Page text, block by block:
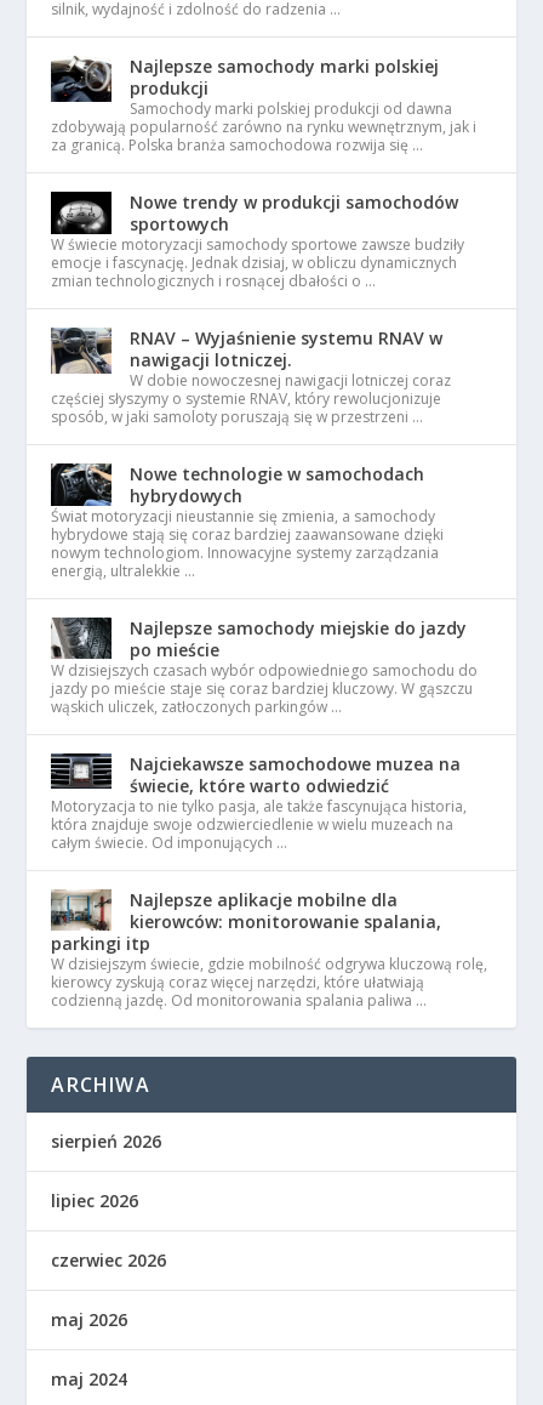
silnik, wydajność i zdolność do radzenia …
Najlepsze samochody marki polskiej
produkcji
Samochody marki polskiej produkcji od dawna
zdobywają popularność zarówno na rynku wewnętrznym, jak i
za granicą. Polska branża samochodowa rozwija się …
Nowe trendy w produkcji samochodów
sportowych
W świecie motoryzacji samochody sportowe zawsze budziły
emocje i fascynację. Jednak dzisiaj, w obliczu dynamicznych
zmian technologicznych i rosnącej dbałości o …
RNAV – Wyjaśnienie systemu RNAV w
nawigacji lotniczej.
W dobie nowoczesnej nawigacji lotniczej coraz
częściej słyszymy o systemie RNAV, który rewolucjonizuje
sposób, w jaki samoloty poruszają się w przestrzeni …
Nowe technologie w samochodach
hybrydowych
Świat motoryzacji nieustannie się zmienia, a samochody
hybrydowe stają się coraz bardziej zaawansowane dzięki
nowym technologiom. Innowacyjne systemy zarządzania
energią, ultralekkie …
Najlepsze samochody miejskie do jazdy
po mieście
W dzisiejszych czasach wybór odpowiedniego samochodu do
jazdy po mieście staje się coraz bardziej kluczowy. W gąszczu
wąskich uliczek, zatłoczonych parkingów …
Najciekawsze samochodowe muzea na
świecie, które warto odwiedzić
Motoryzacja to nie tylko pasja, ale także fascynująca historia,
która znajduje swoje odzwierciedlenie w wielu muzeach na
całym świecie. Od imponujących …
Najlepsze aplikacje mobilne dla
kierowców: monitorowanie spalania,
parkingi itp
W dzisiejszym świecie, gdzie mobilność odgrywa kluczową rolę,
kierowcy zyskują coraz więcej narzędzi, które ułatwiają
codzienną jazdę. Od monitorowania spalania paliwa …
ARCHIWA
sierpień 2026
lipiec 2026
czerwiec 2026
maj 2026
maj 2024